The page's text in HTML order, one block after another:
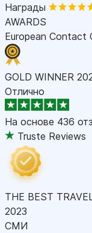
Награды
AWARDS
European Contact
GOLD WINNER
Отлично
На основе 436
Truste Reviews
THE BEST
2023
СМИ